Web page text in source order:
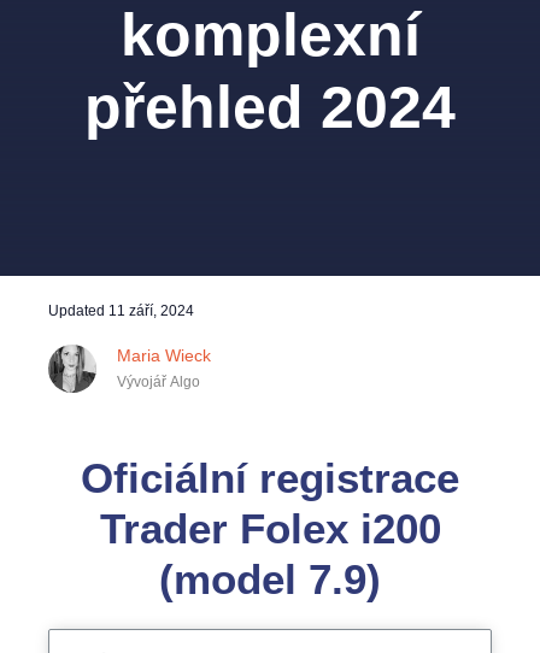
komplexní
přehled 2024
Updated 11 září, 2024
Maria Wieck
Vývojář Algo
Oficiální registrace
Trader Folex i200
(model 7.9)